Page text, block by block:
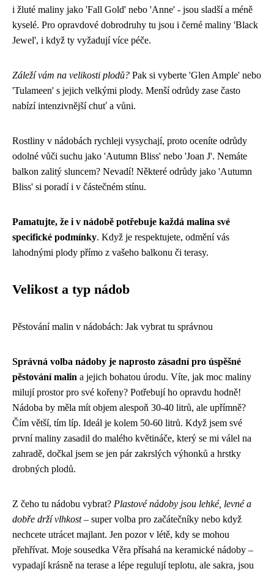
i žluté maliny jako 'Fall Gold' nebo 'Anne' - jsou sladší a méně
kyselé. Pro opravdové dobrodruhy tu jsou i černé maliny 'Black
Jewel', i když ty vyžadují více péče.
Záleží vám na velikosti plodů? Pak si vyberte 'Glen Ample' nebo
'Tulameen' s jejich velkými plody. Menší odrůdy zase často
nabízí intenzivnější chuť a vůni.
Rostliny v nádobách rychleji vysychají, proto oceníte odrůdy
odolné vůči suchu jako 'Autumn Bliss' nebo 'Joan J'. Nemáte
balkon zalitý sluncem? Nevadí! Některé odrůdy jako 'Autumn
Bliss' si poradí i v částečném stínu.
Pamatujte, že i v nádobě potřebuje každá malina své
specifické podmínky. Když je respektujete, odmění vás
lahodnými plody přímo z vašeho balkonu či terasy.
Velikost a typ nádob
Pěstování malin v nádobách: Jak vybrat tu správnou
Správná volba nádoby je naprosto zásadní pro úspěšné
pěstování malin a jejich bohatou úrodu. Víte, jak moc maliny
milují prostor pro své kořeny? Potřebují ho opravdu hodně!
Nádoba by měla mít objem alespoň 30-40 litrů, ale upřímně?
Čím větší, tím líp. Ideál je kolem 50-60 litrů. Když jsem své
první maliny zasadil do malého květináče, který se mi válel na
zahradě, dočkal jsem se jen pár zakrslých výhonků a hrstky
drobných plodů.
Z čeho tu nádobu vybrat? Plastové nádoby jsou lehké, levné a
dobře drží vlhkost– super volba pro začátečníky nebo když
nechcete utrácet majlant. Jen pozor v létě, kdy se mohou
přehřívat. Moje sousedka Věra přísahá na keramické nádoby –
vypadají krásně na terase a lépe regulují teplotu, ale sakra, jsou